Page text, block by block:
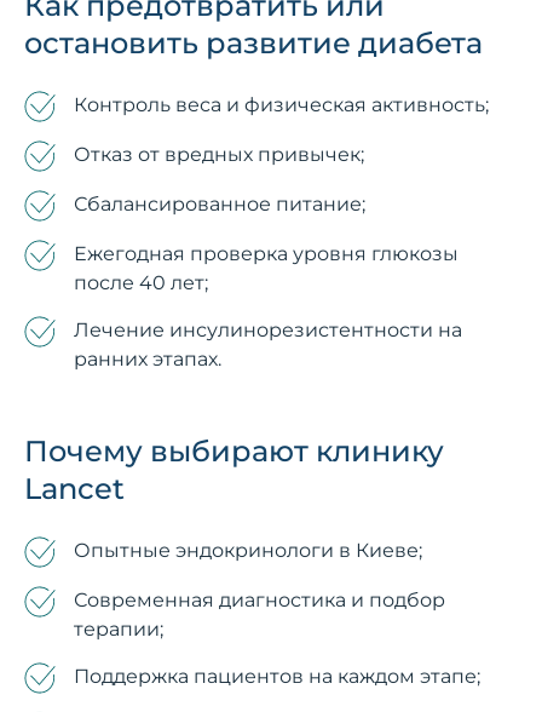
остановить развитие диабета
Контроль веса и физическая активность;
Отказ от вредных привычек;
Сбалансированное питание;
Ежегодная проверка уровня глюкозы
после 40 лет;
Лечение инсулинорезистентности на
ранних этапах.
Почему выбирают клинику
Lancet
Опытные эндокринологи в Киеве;
Современная диагностика и подбор
терапии;
Поддержка пациентов на каждом этапе;